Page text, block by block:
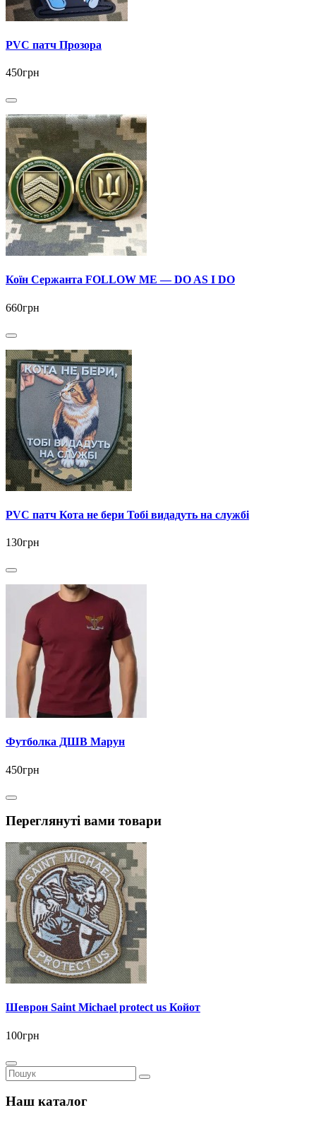
PVC патч Прозора
450грн
Коїн Сержанта FOLLOW ME — DO AS I DO
660грн
PVC патч Кота не бери Тобі видадуть на службі
130грн
Футболка ДШВ Марун
450грн
Переглянуті вами товари
Шеврон Saint Michael protect us Койот
100грн
Наш каталог